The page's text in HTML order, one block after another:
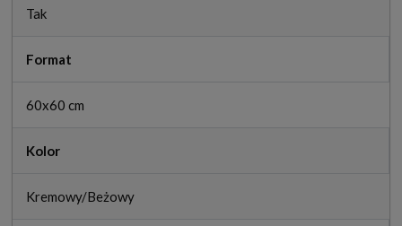
Tak
Format
60x60 cm
Kolor
Kremowy/Beżowy